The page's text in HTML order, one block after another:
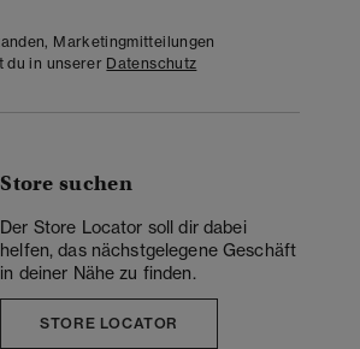
Marketingmitteilungen
du in unserer Datenschutz
Store suchen
Der Store Locator soll dir dabei
helfen, das nächstgelegene Geschäft
in deiner Nähe zu finden.
STORE LOCATOR